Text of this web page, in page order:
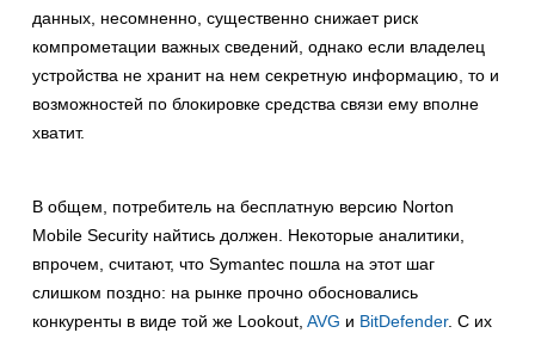
данных, несомненно, существенно снижает риск
компрометации важных сведений, однако если владелец
устройства не хранит на нем секретную информацию, то и
возможностей по блокировке средства связи ему вполне
хватит.
В общем, потребитель на бесплатную версию Norton
Mobile Security найтись должен. Некоторые аналитики,
впрочем, считают, что Symantec пошла на этот шаг
слишком поздно: на рынке прочно обосновались
конкуренты в виде той же Lookout, AVG и BitDefender. C их